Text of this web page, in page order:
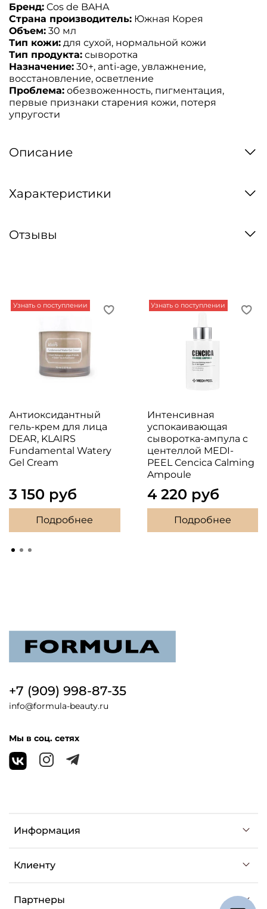
Бренд: Cos de BAHA
Страна производитель: Южная Корея
Объем: 30 мл
Тип кожи: для сухой, нормальной кожи
Тип продукта: сыворотка
Назначение: 30+, anti-age, увлажнение,
восстановление, осветление
Проблема: обезвоженность, пигментация,
первые признаки старения кожи, потеря
упругости
Описание
Характеристики
Отзывы
Узнать о поступлении
Антиоксидантный
гель-крем для лица
DEAR, KLAIRS
Fundamental Watery
Gel Cream
3 150 руб
Подробнее
Узнать о поступлении
Интенсивная
успокаивающая
сыворотка-ампула с
центеллой MEDI-
PEEL Cencica Calming
Ampoule
4 220 руб
Подробнее
Информация
Клиенту
Партнеры
+7 (909) 998-87-35
info@formula-beauty.ru
Мы в соц. сетях